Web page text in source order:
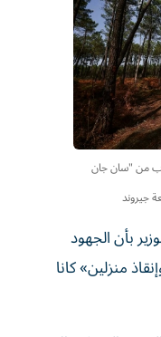
من "سان جان
جيروند
بأن الجهود
منزلين» كانا